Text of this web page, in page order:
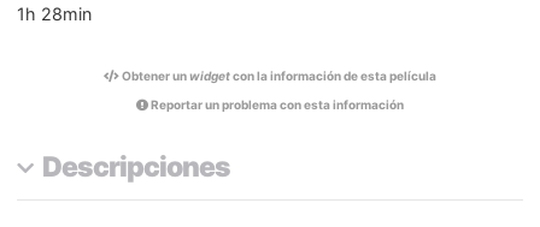
1h 28min
Obtener unwidgetcon la información de esta película
Reportar un problema con esta información
Descripciones